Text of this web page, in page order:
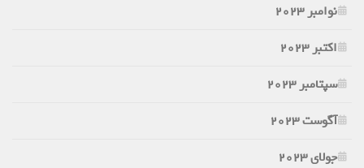
نوامبر 2023
اکتبر 2023
سپتامبر 2023
آگوست 2023
جولای 2023